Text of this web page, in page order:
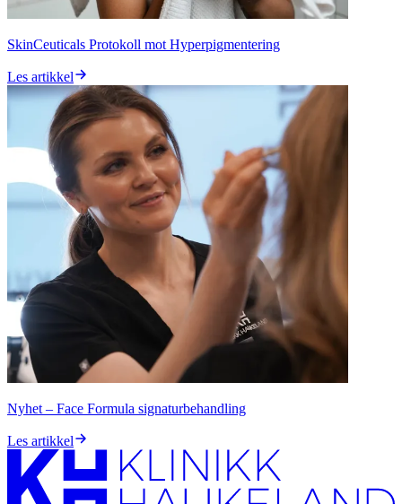
SkinCeuticals Protokoll mot Hyperpigmentering
Les artikkel
Nyhet – Face Formula signaturbehandling
Les artikkel